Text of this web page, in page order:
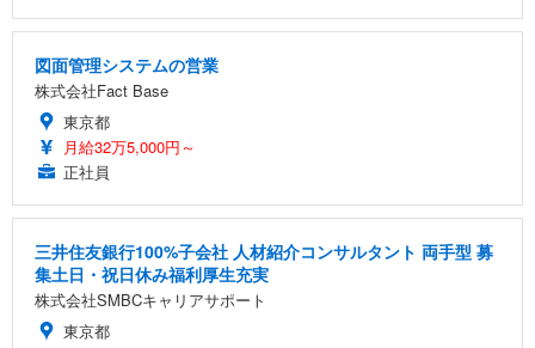
図面管理システムの営業
株式会社Fact Base
東京都
月給32万5,000円～
正社員
三井住友銀行100%子会社 人材紹介コンサルタント 両手型 募
集土日・祝日休み福利厚生充実
株式会社SMBCキャリアサポート
東京都